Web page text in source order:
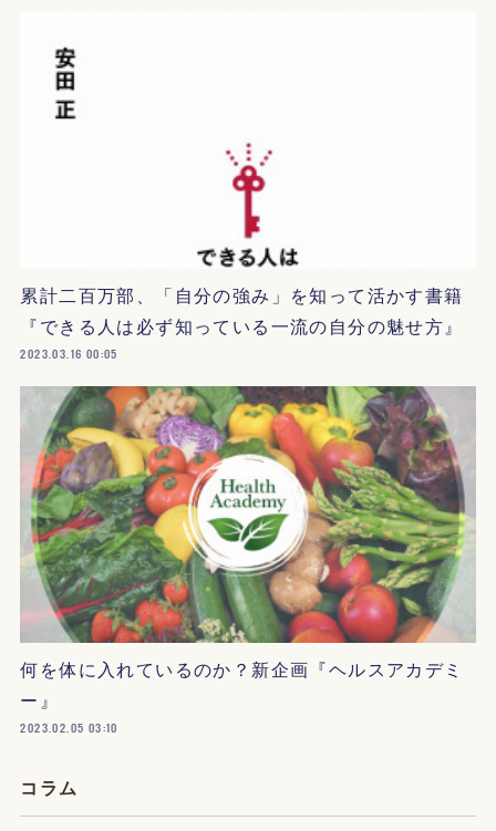
累計二百万部、「自分の強み」を知って活かす書籍
『できる人は必ず知っている一流の自分の魅せ方』
2023.03.16 00:05
何を体に入れているのか？新企画『ヘルスアカデミ
ー』
2023.02.05 03:10
コラム